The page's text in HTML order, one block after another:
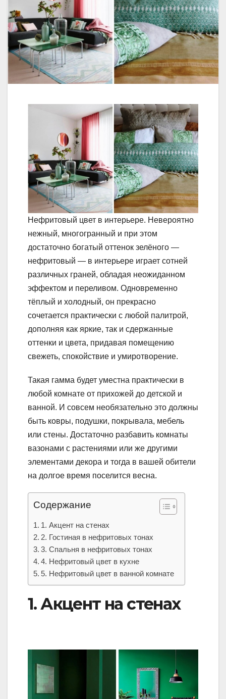
Нефритовый цвет в интерьере. Невероятно
нежный, многогранный и при этом
достаточно богатый оттенок зелёного —
нефритовый — в интерьере играет сотней
различных граней, обладая неожиданном
эффектом и переливом. Одновременно
тёплый и холодный, он прекрасно
сочетается практически с любой палитрой,
дополняя как яркие, так и сдержанные
оттенки и цвета, придавая помещению
свежеть, спокойствие и умиротворение.
Такая гамма будет уместна практически в
любой комнате от прихожей до детской и
ванной. И совсем необязательно это должны
быть ковры, подушки, покрывала, мебель
или стены. Достаточно разбавить комнаты
вазонами с растениями или же другими
элементами декора и тогда в вашей обители
на долгое время поселится весна.
Содержание
1. Акцент на стенах
2. Гостиная в нефритовых тонах
3. Спальня в нефритовых тонах
4. Нефритовый цвет в кухне
5. Нефритовый цвет в ванной комнате
1. Акцент на стенах